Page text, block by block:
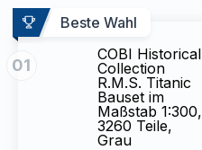
Beste Wahl
01
COBI Historical
Collection
R.M.S. Titanic
Bauset im
Maßstab 1:300,
3260 Teile,
Grau